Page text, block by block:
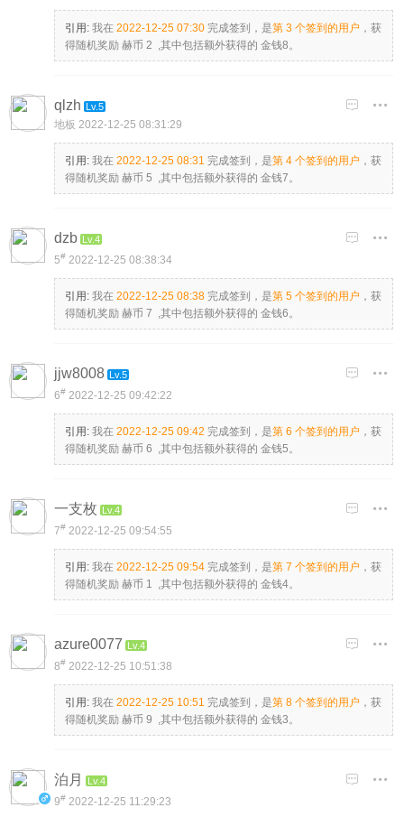
引用: 我在 2022-12-25 07:30 完成签到，是第 3 个签到的用户 ，获
得随机奖励 赫币 2 ,其中包括额外获得的 金钱8。

qlzh Lv.5
地板 2022-12-25 08:31:29
引用: 我在 2022-12-25 08:31 完成签到，是第 4 个签到的用户 ，获
得随机奖励 赫币 5 ,其中包括额外获得的 金钱7。

dzb Lv.4
5# 2022-12-25 08:38:34
引用: 我在 2022-12-25 08:38 完成签到，是第 5 个签到的用户 ，获
得随机奖励 赫币 7 ,其中包括额外获得的 金钱6。

jjw8008 Lv.5
6# 2022-12-25 09:42:22
引用: 我在 2022-12-25 09:42 完成签到，是第 6 个签到的用户 ，获
得随机奖励 赫币 6 ,其中包括额外获得的 金钱5。

一支枚 Lv.4
7# 2022-12-25 09:54:55
引用: 我在 2022-12-25 09:54 完成签到，是第 7 个签到的用户 ，获
得随机奖励 赫币 1 ,其中包括额外获得的 金钱4。

azure0077 Lv.4
8# 2022-12-25 10:51:38
引用: 我在 2022-12-25 10:51 完成签到，是第 8 个签到的用户 ，获
得随机奖励 赫币 9 ,其中包括额外获得的 金钱3。

泊月 Lv.4
9# 2022-12-25 11:29:23